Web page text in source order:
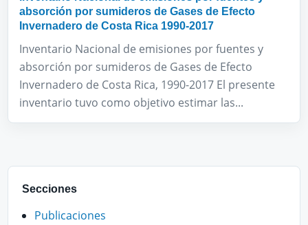
absorción por sumideros de Gases de Efecto
Invernadero de Costa Rica 1990-2017
Inventario Nacional de emisiones por fuentes y
absorción por sumideros de Gases de Efecto
Invernadero de Costa Rica, 1990-2017 El presente
inventario tuvo como objetivo estimar las...
Secciones
Publicaciones